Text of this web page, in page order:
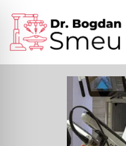
Sari
la
conținut